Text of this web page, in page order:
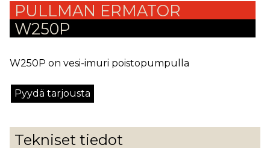
PULLMAN ERMATOR
W250P
W250P on vesi-imuri poistopumpulla
Pyydä tarjousta
Tekniset tiedot